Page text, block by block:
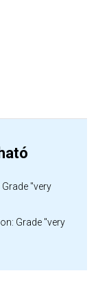
"very
Grade "very